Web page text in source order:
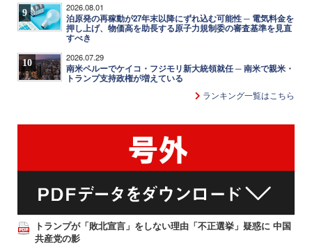
9 2026.08.01
泊原発の再稼動が27年末以降にずれ込む可能性 ─ 電気料金を
押し上げ、物価高を助長する原子力規制委の審査基準を見直
すべき
10 2026.07.29
南米ペルーでケイコ・フジモリ新大統領就任 ─ 南米で親米・
トランプ支持政権が増えている
ランキング一覧はこちら
トランプが「敗北宣言」をしない理由「不正選挙」疑惑に 中国
共産党の影